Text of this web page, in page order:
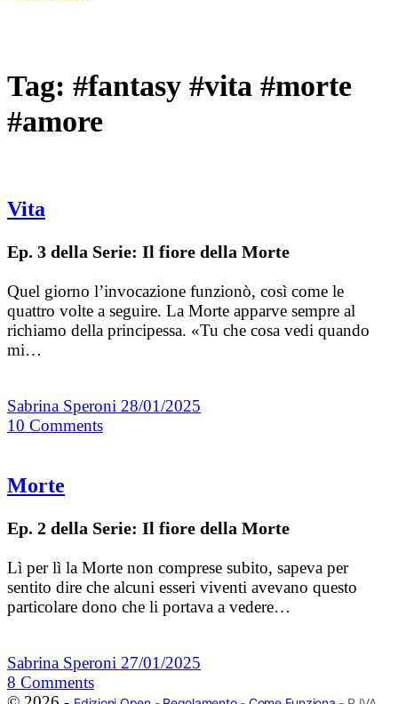
Tag: #fantasy #vita #morte
#amore
Vita
Ep. 3 della Serie: Il fiore della Morte
Quel giorno l’invocazione funzionò, così come le
quattro volte a seguire. La Morte apparve sempre al
richiamo della principessa. «Tu che cosa vedi quando
mi…
Sabrina Speroni 28/01/2025
10 Comments
Morte
Ep. 2 della Serie: Il fiore della Morte
Lì per lì la Morte non comprese subito, sapeva per
sentito dire che alcuni esseri viventi avevano questo
particolare dono che li portava a vedere…
Sabrina Speroni 27/01/2025
8 Comments